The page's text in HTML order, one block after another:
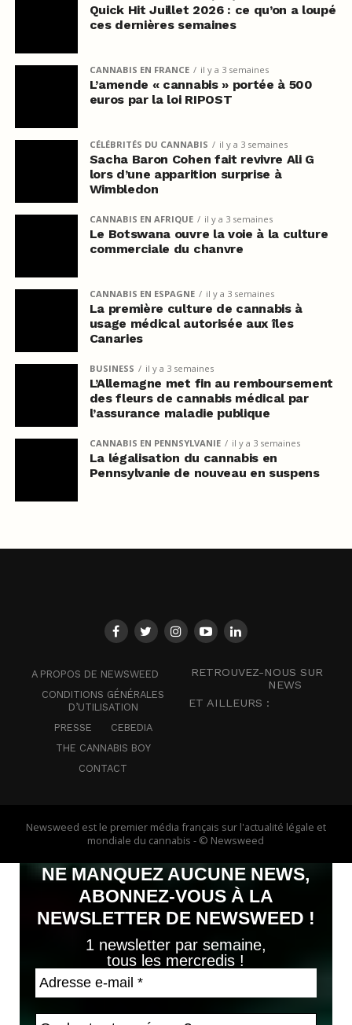
Quick Hit Juillet 2026 : ce qu’on a loupé
ces dernières semaines
CANNABIS EN FRANCE il y a 3 semaines
L’amende « cannabis » portée à 500
euros par la loi RIPOST
CÉLÉBRITÉS DU CANNABIS il y a 3 semaines
Sacha Baron Cohen fait revivre Ali G
lors d’une apparition surprise à
Wimbledon
CANNABIS EN AFRIQUE il y a 3 semaines
Le Botswana ouvre la voie à la culture
commerciale du chanvre
CANNABIS EN ESPAGNE il y a 3 semaines
La première culture de cannabis à
usage médical autorisée aux îles
Canaries
BUSINESS il y a 3 semaines
L’Allemagne met fin au remboursement
des fleurs de cannabis médical par
l’assurance maladie publique
CANNABIS EN PENNSYLVANIE il y a 3 semaines
La légalisation du cannabis en
Pennsylvanie de nouveau en suspens
A PROPOS DE NEWSWEED
CONDITIONS GÉNÉRALES
D’UTILISATION
PRESSE
CEBEDIA
THE CANNABIS BOY
CONTACT
RETROUVEZ-NOUS SUR
NEWS
ET AILLEURS :
Newsweed est le premier média français sur l'actualité légale et
mondiale du cannabis - © Newsweed
NE MANQUEZ AUCUNE NEWS,
ABONNEZ-VOUS À LA
NEWSLETTER DE NEWSWEED !
1 newsletter par semaine,
tous les mercredis !